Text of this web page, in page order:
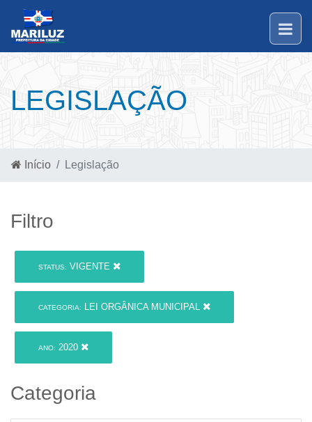
LEGISLAÇÃO
Início Legislação
Filtro
STATUS: VIGENTE
CATEGORIA: LEI ORGÂNICA MUNICIPAL
ANO: 2020
Categoria